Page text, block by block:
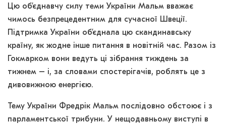
Цю об’єднавчу силу теми України Мальм вважає
чимось безпрецедентним для сучасної Швеції.
Підтримка України об’єднала цю скандинавську
країну, як жодне інше питання в новітній час. Разом із
Гокмарком вони ведуть ці зібрання тиждень за
тижнем – і, за словами спостерігачів, роблять це з
дивовижною енергією.
Тему України Фредрік Мальм послідовно обстоює і з
парламентської трибуни. У нещодавньому виступі в